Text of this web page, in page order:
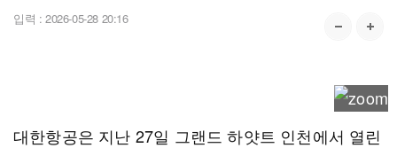
입력 : 2026-05-28 20:16
대한항공은 지난 27일 그랜드 하얏트 인천에서 열린